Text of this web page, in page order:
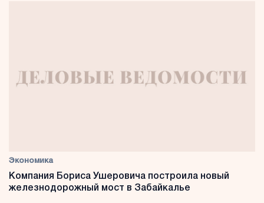
Экономика
Компания Бориса Ушеровича построила новый
железнодорожный мост в Забайкалье